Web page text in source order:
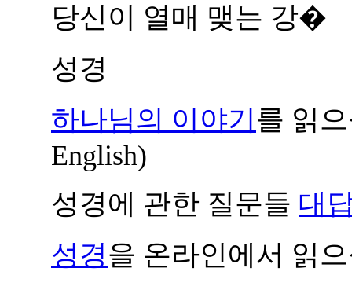
당신이 열매 맺는 강�
성경
하나님의 이야기를 읽
English)
성경에 관한 질문들 대
성경을 온라인에서 읽